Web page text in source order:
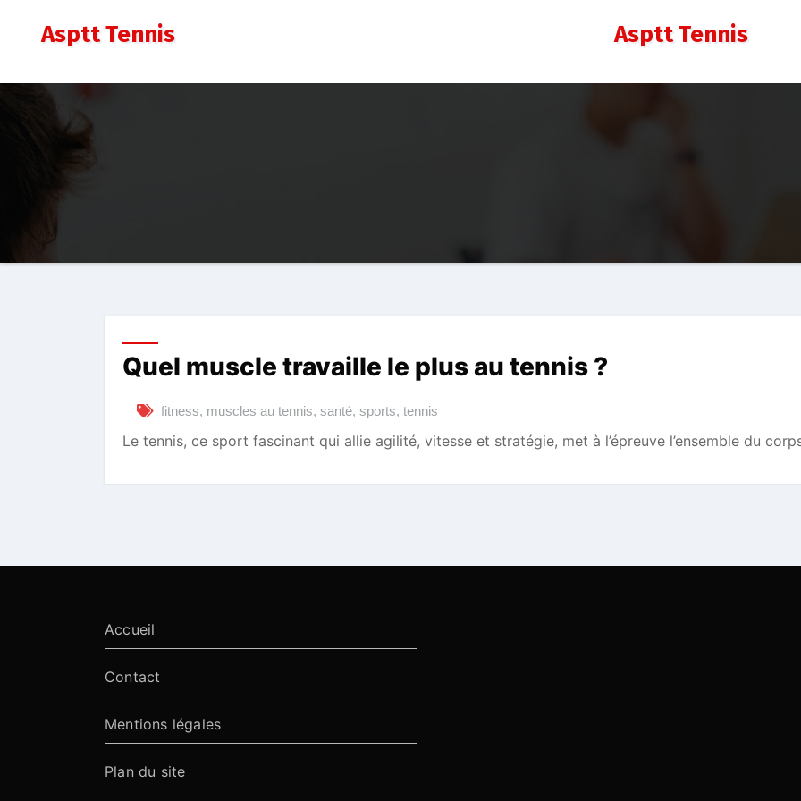
Asptt Tennis Asptt Tennis
Quel muscle travaille le plus au tennis ?
fitness, muscles au tennis, santé, sports, tennis
Le tennis, ce sport fascinant qui allie agilité, vitesse et stratégie, met à l’épreuve l’ensemble du
Accueil
Contact
Mentions légales
Plan du site